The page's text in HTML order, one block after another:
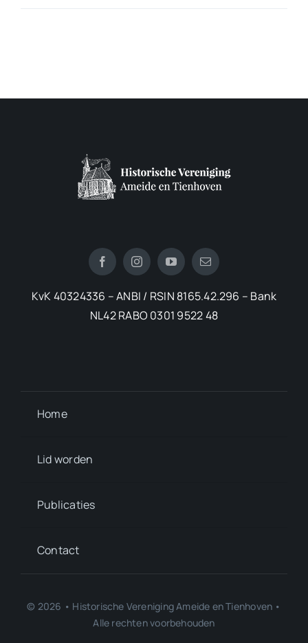
KvK 40324336 – ANBI / RSIN 8165.42.296 – Bank
NL42 RABO 0301 9522 48
Home
Lid worden
Publicaties
Contact
© 2026 • Historische Vereniging Ameide en Tienhoven •
Alle rechten voorbehouden